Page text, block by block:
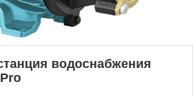
водоснабжения